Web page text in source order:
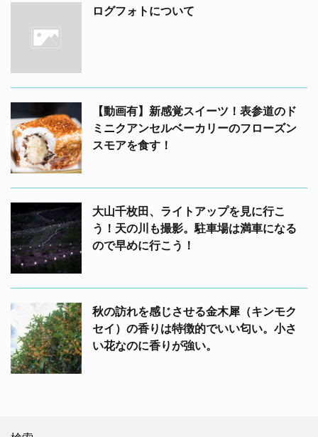
ログフォトについて
【動画有】新感覚スイーツ！表参道のド
ミニクアンセルベーカリーのフローズン
スモアを食す！
大山千枚田、ライトアップを見に行こ
う！天の川も撮影。駐車場は満車になる
ので早めに行こう！
秋の訪れを感じさせる金木犀（キンモク
セイ）の香りは特徴的でいい匂い。小さ
い花なのに香りが強い。